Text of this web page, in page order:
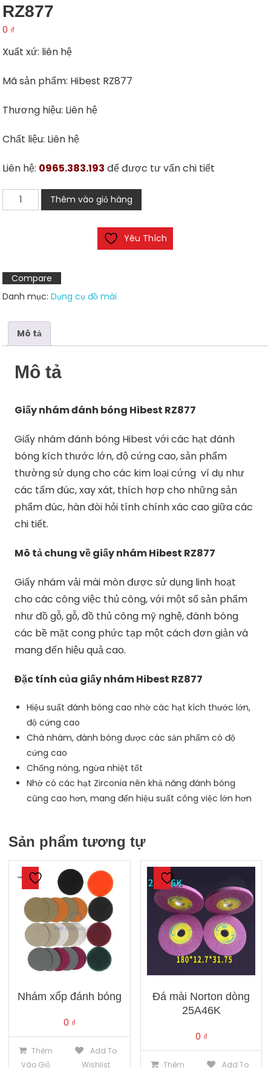
RZ877
0 ₫
Xuất xứ: liên hệ
Mã sản phẩm: Hibest RZ877
Thương hiệu: Liên hệ
Chất liệu: Liên hệ
Liên hệ: 0965.383.193 để được tư vấn chi tiết
Giấy
nhám
RZ877
số
lượng
Thêm vào giỏ hàng
Yêu Thích
Compare
Danh mục:Dụng cụ đồ mài
Mô tả
Mô tả
Giấy nhám đánh bóng Hibest RZ877
Giấy nhám đánh bóng Hibest với các hạt đánh
bóng kích thước lớn, độ cứng cao, sản phẩm
thường sử dụng cho các kim loại cứng ví dụ như
các tấm đúc, xay xát, thích hợp cho những sản
phẩm đúc, hàn đòi hỏi tính chính xác cao giữa các
chi tiết.
Mô tả chung về giấy nhám Hibest RZ877
Giấy nhám vải mài mòn được sử dụng linh hoạt
cho các công việc thủ công, với một số sản phẩm
như đồ gỗ, gỗ, đồ thủ công mỹ nghệ, đánh bóng
các bề mặt cong phức tạp một cách đơn giản và
mang đến hiệu quả cao.
Đặc tính của giấy nhám Hibest RZ877
Hiệu suất đánh bóng cao nhờ các hạt kích thước lớn,
độ cứng cao
Chà nhám, đánh bóng được các sản phẩm có độ
cứng cao
Chống nóng, ngừa nhiệt tốt
Nhờ có các hạt Zirconia nên khả năng đánh bóng
cũng cao hơn, mang đến hiệu suất công việc lớn hơn
Sản phẩm tương tự
Nhám xốp đánh bóng
0 ₫
Thêm
Vào Giỏ
Add To
Wishlist
Đá mài Norton dòng
25A46K
0 ₫
Thêm Add To